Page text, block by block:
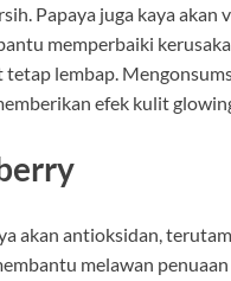
Papaya juga kaya akan
memperbaiki
tetap lembap.
efek kulit
akan antioksidan,
melawan